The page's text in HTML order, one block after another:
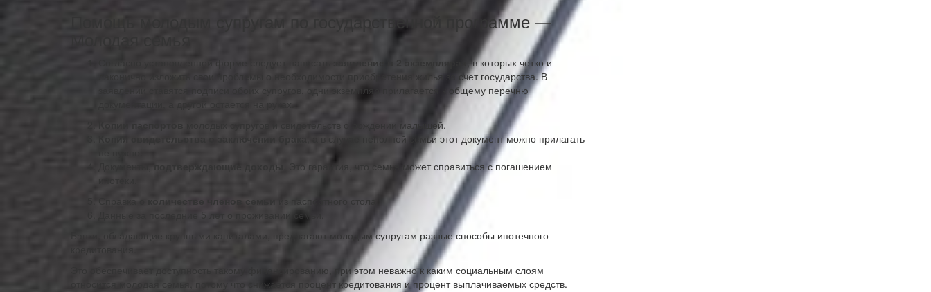
Помощь молодым супругам по государственной программе —
заявление в 2 экземплярах
, в которых четко и
лаконично изложить свои проблемы о необходимости приобретения жилья за счет государства. В
заявлении ставятся подписи обоих супругов, одни экземпляр прилагается к общему перечню
документации, а другой остается на руках.
молодых супругов и свидетельств о рождении малышей.
Копия свидетельства о заключении брака
, а в случае неполной семьи этот документ можно прилагать
подтверждающие доходы
. Это гарантия, что семья может справиться с погашением
ипотеки.
количестве членов семьи
из паспортного стола.
Данные за последние 5 лет о проживании семьи.
Банки, обладающие крупными капиталами, предлагают молодым супругам разные способы ипотечного
Это обеспечивает доступность такому финансированию, при этом неважно к каким социальным слоям
относится молодая семья, потому что снижается процент кредитования и процент выплачиваемых средств.